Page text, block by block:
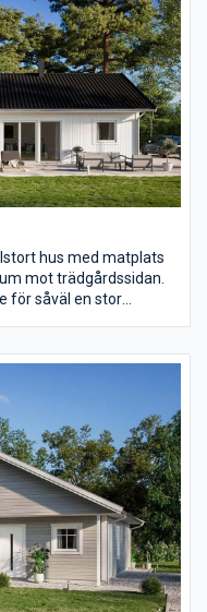
hus med matplats
mot trädgårdssidan.
för såväl en stor